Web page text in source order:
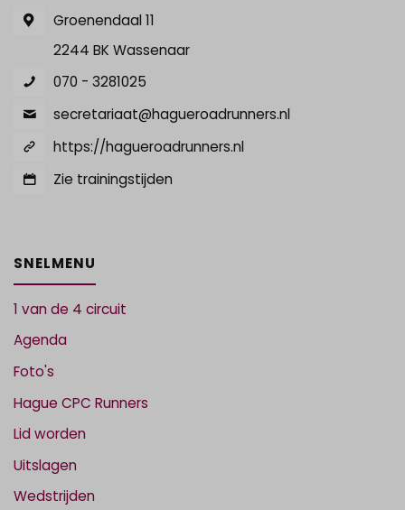
Groenendaal 11
2244 BK Wassenaar
070 - 3281025
secretariaat@hagueroadrunners.nl
https://hagueroadrunners.nl
Zie trainingstijden
SNELMENU
1 van de 4 circuit
Agenda
Foto's
Hague CPC Runners
Lid worden
Uitslagen
Wedstrijden